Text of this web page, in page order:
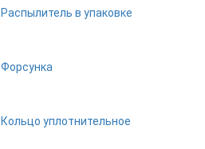
Распылитель в упаковке
Форсунка
Кольцо уплотнительное